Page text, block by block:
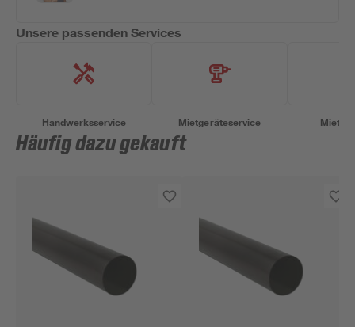
Unsere passenden Services
Handwerksservice Mietgeräteservice
Häufig dazu gekauft